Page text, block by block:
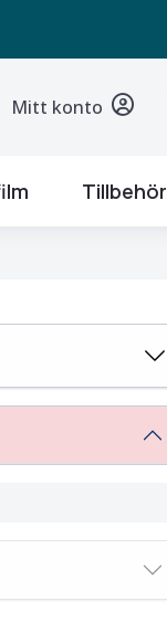
Mitt konto
Tillbehör